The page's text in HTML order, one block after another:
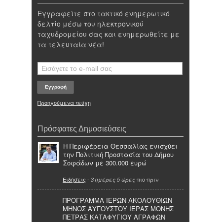
Εγγραφείτε στο τακτικό ενημερωτικό
δελτίο μέσω του ηλεκτρονικού
ταχυδρομείου σας και ενημερωθείτε με
τα τελευταία νέα!
Προηγούμενα τεύχη
Πρόσφατες Δημοσιεύσεις
Η Περιφέρεια Θεσσαλίας ενισχύει
την Πολιτική Προστασία του Δήμου
Σοφάδων με 300.000 ευρώ
Ειδήσεις - 3 ημέρες 5 ώρες πιο πριν
ΠΡΟΓΡΑΜΜΑ ΙΕΡΩΝ ΑΚΟΛΟΥΘΙΩΝ
ΜΗΝΟΣ ΑΥΓΟΥΣΤΟΥ ΙΕΡΑΣ ΜΟΝΗΣ
ΠΕΤΡΑΣ ΚΑΤΑΦΥΓΙΟΥ ΑΓΡΑΦΩΝ